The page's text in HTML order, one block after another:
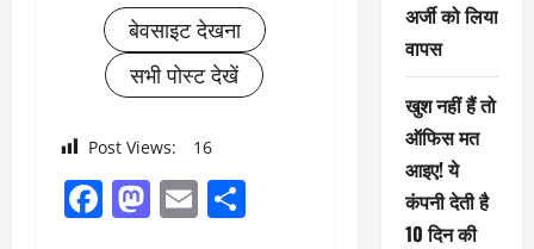
बेवसाइट देखना
सभी पोस्ट देखें
Post Views: 16
Facebook
Mastodon
Email
अर्जी को लिया
वापस
खुश नहीं हैं तो
ऑफिस मत
आइए! ये
कंपनी देती है
10 दिन की